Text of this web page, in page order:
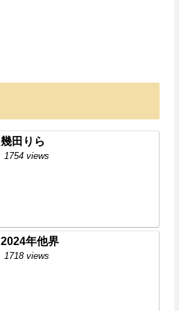
幾田りら
1754 views
2024年他界
1718 views